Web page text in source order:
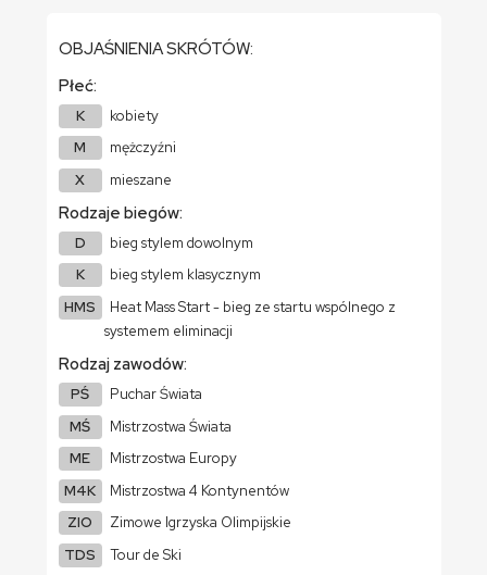
OBJAŚNIENIA SKRÓTÓW:
Płeć:
K
kobiety
M
mężczyźni
X
mieszane
Rodzaje biegów:
D
bieg stylem dowolnym
K
bieg stylem klasycznym
HMS
Heat Mass Start - bieg ze startu wspólnego z
systemem eliminacji
Rodzaj zawodów:
PŚ
Puchar Świata
MŚ
Mistrzostwa Świata
ME
Mistrzostwa Europy
M4K
Mistrzostwa 4 Kontynentów
ZIO
Zimowe Igrzyska Olimpijskie
TDS
Tour de Ski